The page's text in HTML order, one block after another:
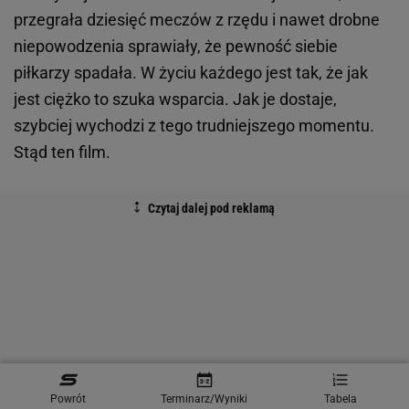
przegrała dziesięć meczów z rzędu i nawet drobne
niepowodzenia sprawiały, że pewność siebie
piłkarzy spadała. W życiu każdego jest tak, że jak
jest ciężko to szuka wsparcia. Jak je dostaje,
szybciej wychodzi z tego trudniejszego momentu.
Stąd ten film.
Powrót Terminarz/Wyniki Tabela